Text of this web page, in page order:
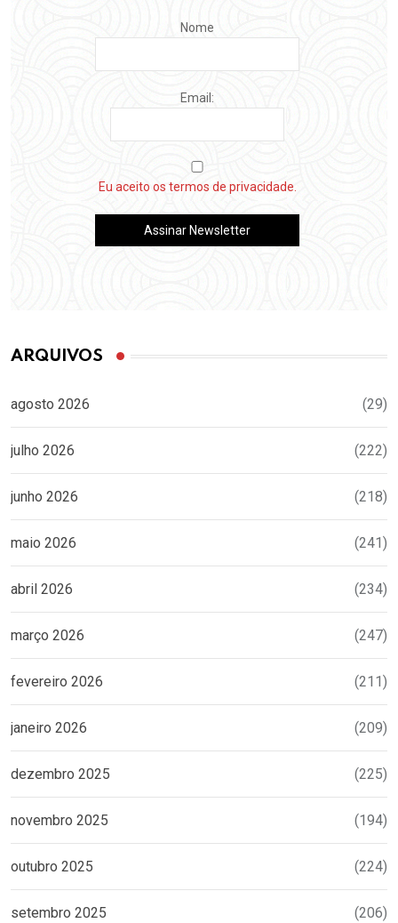
Nome
Email:
Eu aceito os termos de privacidade.
ARQUIVOS
agosto 2026 (29)
julho 2026 (222)
junho 2026 (218)
maio 2026 (241)
abril 2026 (234)
março 2026 (247)
fevereiro 2026 (211)
janeiro 2026 (209)
dezembro 2025 (225)
novembro 2025 (194)
outubro 2025 (224)
setembro 2025 (206)